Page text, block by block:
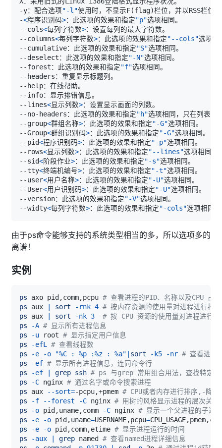
-y：配合选项"-l"使用时，不显示F(flag)
-<程序识别码>：此选项的效果和指定"p"
--cols<每列字符数>
--columns<每列字符数>：此选项的效果和指定"--cols"
--cumulative：此选项的效果和指定"S"
--deselect：此选项的效果和指定"-N"
--forest：此选项的效果和指定"f"
--lines<显示列数>
--no-headers：此选项的效果和指定"h"
--group<群组名称>：此选项的效果和指定"-G"
--Group<群组识别码>：此选项的效果和指定"-G"
--pid<程序识别码>：此选项的效果和指定"-p"
--rows<显示列数>：此选项的效果和指定"--lines"
--sid<阶段作业>：此选项的效果和指定"-s"
--tty<终端机编号>：此选项的效果和指定"-t"
--user<用户名称>：此选项的效果和指定"-U"
--User<用户识别码>：此选项的效果和指定"-U"
--version：此选项的效果和指定"-V"
--widty<每列字符数>：此选项的效果和指定"-cols"
由于ps命令能够支持的系统类型相当的多，所以选项多的
离谱！
实例
ps axo pid,comm,pcpu # 查看进程的PID、名称以及CPU 占
ps aux sort -rnk 4 # 按内存资源的使用量对进程进行排序
ps aux sort -nk 3
# 按 CPU 资源的使用量对进程进行排
ps
-A # 显示所有进程信息
ps
-u root # 显示指定用户信息
ps
-efL
# 查看线程数
ps
-e -o "%C : %p :%z : %a" sort -k5 -nr # 查看进程
ps
-ef # 显示所有进程信息，连同命令行
ps
-ef grep ssh # ps 与grep 常用组合用法，查找特定进
ps
-C nginx # 通过名字或命令搜索进程
ps aux --sort=-pcpu,+pmem # CPU或者内存进行排序,-降序
ps
-f --forest -C nginx # 用树的风格显示进程的层次关系
ps
-o pid,uname,comm -C nginx # 显示一个父进程的子进程
ps
-e -o pid,uname=USERNAME,pcpu=
ps
-e -o pid,comm,etime # 显示进程运行的时间
ps
-aux grep named # 查看named进程详细信息